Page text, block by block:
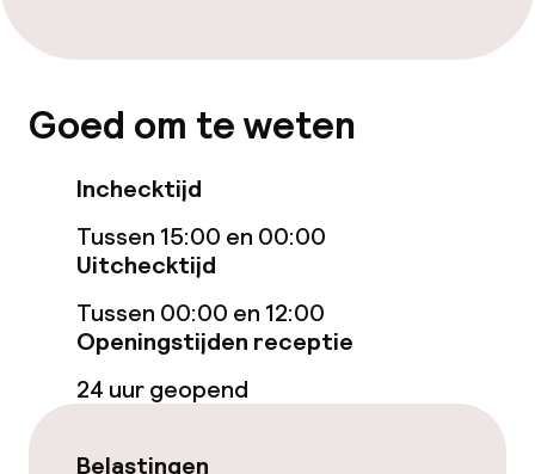
Voor toegankelijkheid
Zwemmen & wellness
Fitnessruimte / gym
Entertainment
Goed om te weten
Inchecktijd
Tussen 15:00 en 00:00
Uitchecktijd
Tussen 00:00 en 12:00
Openingstijden receptie
24 uur geopend
Belastingen